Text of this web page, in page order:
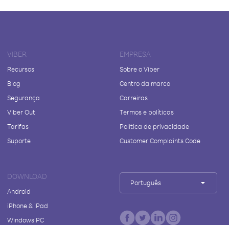
VIBER
Recursos
Blog
Segurança
Viber Out
Tarifas
Suporte
EMPRESA
Sobre o Viber
Centro da marca
Carreiras
Termos e políticas
Política de privacidade
Customer Complaints Code
DOWNLOAD
Android
iPhone & iPad
Windows PC
Português